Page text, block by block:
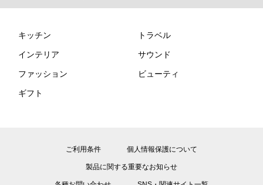
キッチン トラベル
インテリア サウンド
ファッション ビューティ
ギフト
ご利用条件 個人情報保護について
製品に関する重要なお知らせ